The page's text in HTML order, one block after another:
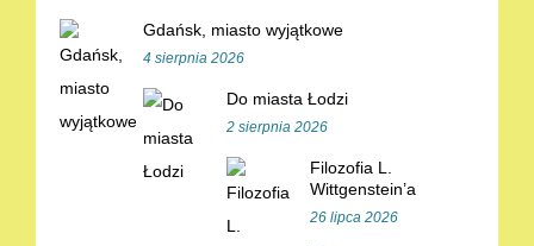
Gdańsk, miasto wyjątkowe
4 sierpnia 2026
Do miasta Łodzi
2 sierpnia 2026
Filozofia L.
Wittgenstein’a
26 lipca 2026